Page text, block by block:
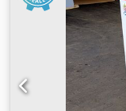
A 1200 x 1200 x
Preço especial
verificadas - vídeo
Dsdpfxoxabx Ej
eletro-hidráulica *
Capacidade de